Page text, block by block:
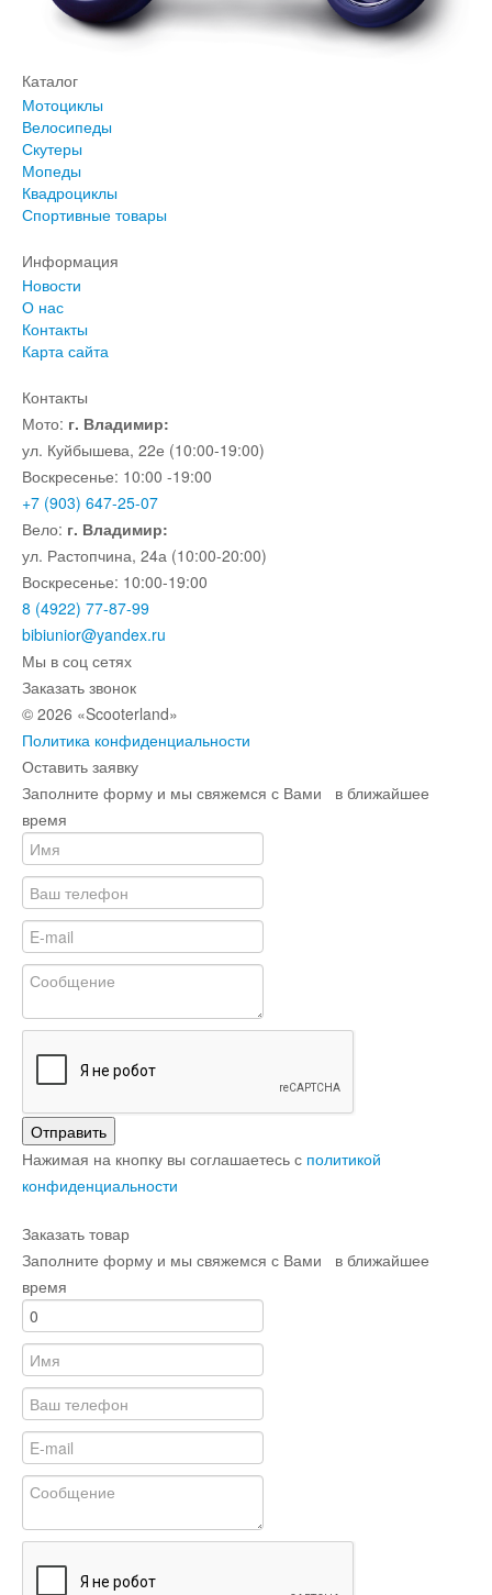
Каталог
Мотоциклы
Велосипеды
Скутеры
Мопеды
Квадроциклы
Спортивные товары
Информация
Новости
О нас
Контакты
Карта сайта
Контакты
Мото: г. Владимир:
ул. Куйбышева, 22е (10:00-19:00)
Воскресенье: 10:00 -19:00
+7 (903) 647-25-07
Вело: г. Владимир:
ул. Растопчина, 24а (10:00-20:00)
Воскресенье: 10:00-19:00
8 (4922) 77-87-99
bibiunior@yandex.ru
Мы в соц сетях
Заказать звонок
© 2026 «Scooterland»
Политика конфиденциальности
Оставить заявку
Заполните форму и мы свяжемся с Вами в ближайшее
время
Отправить
Нажимая на кнопку вы соглашаетесь с политикой
конфиденциальности
Заказать товар
Заполните форму и мы свяжемся с Вами в ближайшее
время